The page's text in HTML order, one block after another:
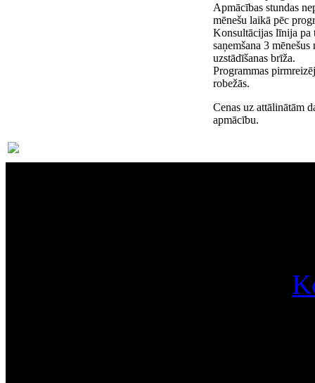
Apmācības stundas
mēnešu laikā pēc
Konsultācijas līnija pa
saņemšana 3
uzstādīšanas brīža.
Programmas
robežās.
Cenas uz attālinātām
apmācību.